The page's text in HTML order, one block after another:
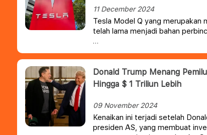
11 December 2024
Tesla Model Q yang merupakan
telah lama menjadi bahan
Donald Trump Menang
Hingga $ 1 Triliun Lebih
09 November 2024
Kenaikan ini terjadi setelah
presiden AS, yang membuat